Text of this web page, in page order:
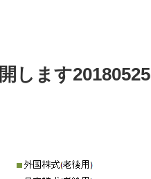
します20180525